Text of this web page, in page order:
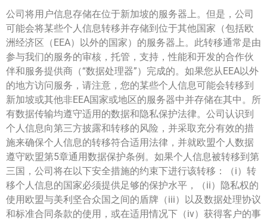
公司将用户信息存储在位于新加坡的服务器上。但是，公司
可能会将某些个人信息转移并存储到位于其他国家（包括欧
洲经济区（EEA）以外的国家）的服务器上。此转移通常是由
参与我们的服务的审核，托管，支持，性能和开发的合作伙
伴和服务提供商（“数据处理器”）完成的。如果您从EEA以外
的地方访问服务，请注意，您的某些个人信息可能会转移到
新加坡或其他非EEA国家或地区的服务器中并存储在其中。所
有数据传输均遵守适用的数据和隐私保护法律。公司认识到
个人信息向第三方披露和转移的风险，并采取充分有效的措
施来确保个人信息的转移符合适用法律，并就欧盟个人数据
遵守欧盟第5章通用数据保护条例。如果个人信息被转移到第
三国，公司将在以下安全措施的约束下进行该转移：（i）转
移个人信息的国家必须提供足够的保护水平，（ii）隐私权的
使用欧盟与美利坚合众国之间的盾牌（iii）以及数据处理协议
和标准合同条款的使用，或在适用情况下（iv）获得客户的事